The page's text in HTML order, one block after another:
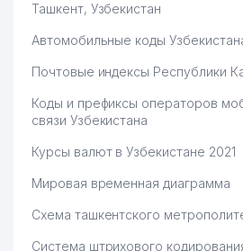
Ташкент, Узбекистан
Автомобильные коды
Почтовые индексы Республики
Коды и префиксы операторов
связи Узбекистана
Курсы валют в Узбекистане 2021
Мировая временная диаграмма
Схема ташкентского
Система штрихового